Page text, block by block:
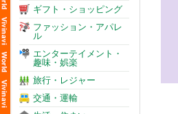
ギフト・ショッピング
ファッション・アパレ
ル
エンターテイメント・
趣味・娯楽
旅行・レジャー
交通・運輸